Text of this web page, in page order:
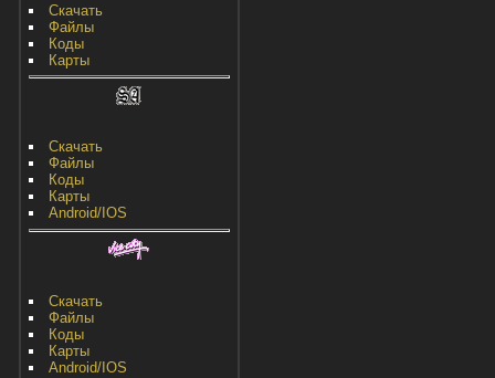
Скачать
Файлы
Коды
Карты
Скачать
Файлы
Коды
Карты
Android/IOS
Скачать
Файлы
Коды
Карты
Android/IOS